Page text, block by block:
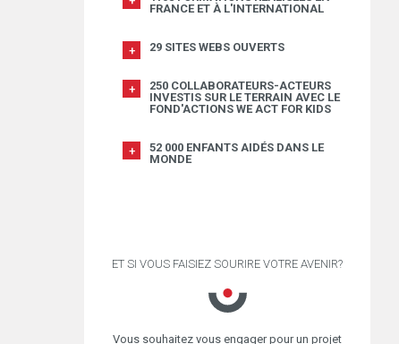
FRANCE ET À L'INTERNATIONAL
29 SITES WEBS OUVERTS
250 COLLABORATEURS-ACTEURS
INVESTIS SUR LE TERRAIN AVEC LE
FOND'ACTIONS WE ACT FOR KIDS
52 000 ENFANTS AIDÉS DANS LE
MONDE
ET SI VOUS FAISIEZ SOURIRE VOTRE AVENIR?
Vous souhaitez vous engager pour un projet